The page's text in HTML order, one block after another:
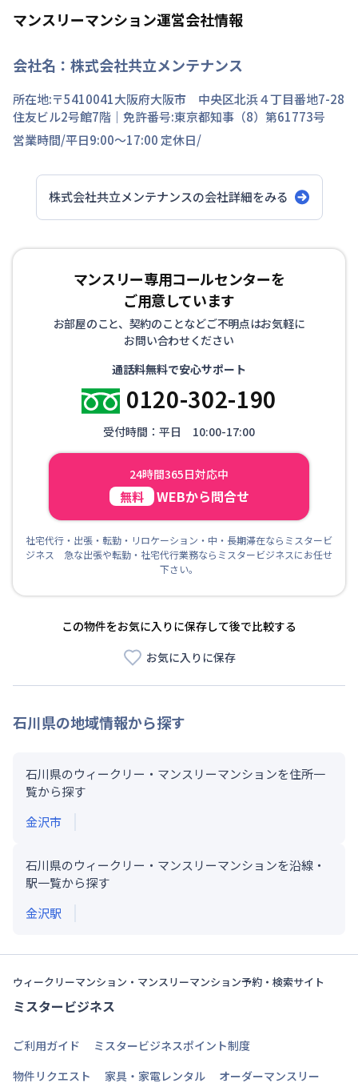
マンスリーマンション運営会社情報
会社名： 株式会社共立メンテナンス
所在地:〒5410041大阪府大阪市 中央区北浜４丁目番地7-28
住友ビル2号館7階 ｜免許番号:東京都知事（8）第61773号
営業時間/平日9:00～17:00 定休日/
株式会社共立メンテナンスの会社詳細をみる
マンスリー専用コールセンターを
ご用意しています
お部屋のこと、契約のことなどご不明点はお気軽に
お問い合わせください
通話料無料で安心サポート
0120-302-190
受付時間：平日 10:00-17:00
24時間365日対応中
無料 WEBから問合せ
社宅代行・出張・転勤・リロケーション・中・長期滞在ならミスタービ
ジネス 急な出張や転勤・社宅代行業務ならミスタービジネスにお任せ
下さい。
この物件をお気に入りに保存して後で比較する
お気に入りに保存
石川県の地域情報から探す
石川県のウィークリー・マンスリーマンションを住所一
覧から探す
金沢市
石川県のウィークリー・マンスリーマンションを沿線・
駅一覧から探す
金沢駅
ウィークリーマンション・マンスリーマンション予約・検索サイト
ミスタービジネス
ご利用ガイド
ミスタービジネスポイント制度
物件リクエスト
家具・家電レンタル オーダーマンスリー